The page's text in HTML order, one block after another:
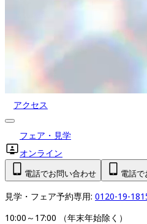
アクセス
フェア・見学
オンライン
電話でお問い合わせ 電話で
見学・フェア予約専用: 0120-19-
10:00～17:00 （年末年始除く）